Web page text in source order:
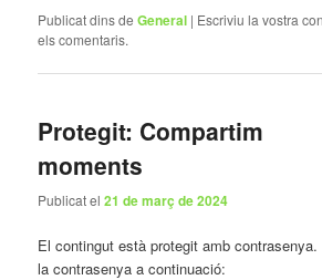
Publicat dins de General | Escriviu la vostra
els comentaris.
Protegit: Compartim
moments
Publicat el21 de març de 2024
El contingut està protegit amb contrasenya.
la contrasenya a continuació: